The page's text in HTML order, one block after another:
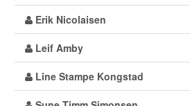
Erik Nicolaisen
Leif Amby
Line Stampe Kongstad